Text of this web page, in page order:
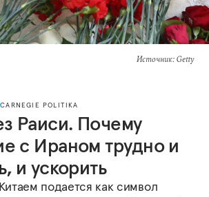
Источник: Getty
CARNEGIE POLITIKA
Раиси. Почему
с Ираном трудно и
и ускорить
подается как символ